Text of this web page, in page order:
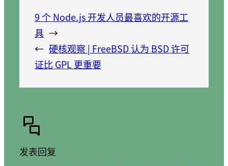
9 个 Node.js 开发人员最喜欢的开源工
具 →
← 硬核观察 | FreeBSD 认为 BSD 许可
证比 GPL 更重要
发表回复